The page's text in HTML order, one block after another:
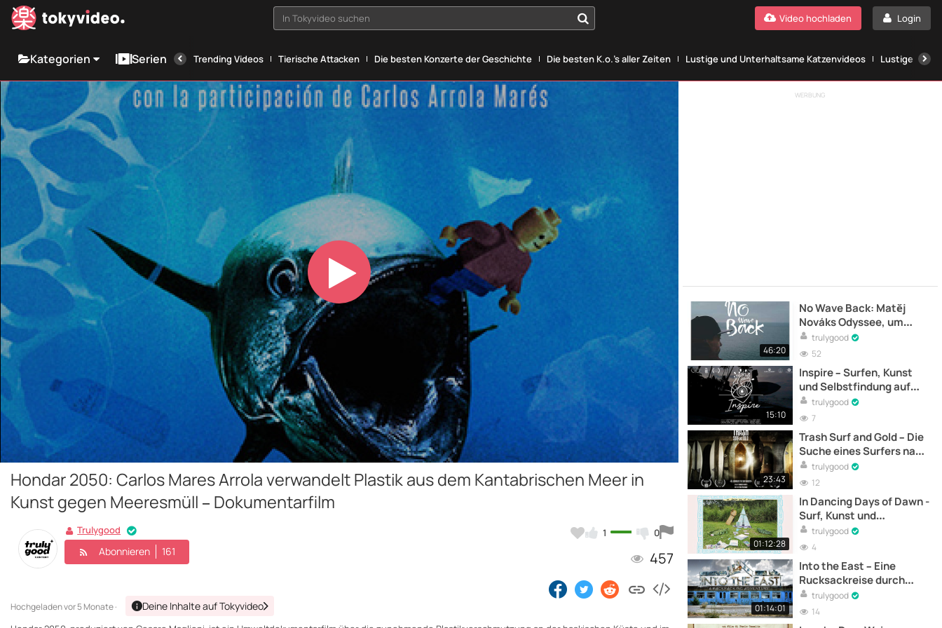
In Tokyvideo suchen Login
Video hochladen
Kategorien Serien Trending Videos Tierische Attacken Die besten Konzerte der Geschichte Die besten K.o.'s aller Zeiten Lustige und Unterhaltsame Katzenvideos Lustige
Play
Hondar 2050: Carlos Mares Arrola verwandelt Plastik aus dem Kantabrischen Meer in
Kunst gegen Meeresmüll – Dokumentarfilm
1 0
457
Trulygood
Abonnieren 161
Hochgeladenvor 5 Monate · Deine Inhalte auf Tokyvideo
WERBUNG
46:20
No Wave Back: Matěj
Nováks Odyssee, um
Riesenwellen im Norden
Spaniens zu surfen –
trulygood
52
15:10
Inspire – Surfen, Kunst
und Selbstfindung auf
dem Ozean -
Dokumentarfilm
trulygood
7
23:43
Trash Surf and Gold – Die
Suche eines Surfers nach
Boards aus Abfall –
Dokumentarfilm
trulygood
12
01:12:28
In Dancing Days of Dawn -
Surf, Kunst und
Kreativität -
Vollständiger
trulygood
4
01:14:01
Into the East – Eine
Rucksackreise durch
Rumänien -
Dokumentarfilm
trulygood
14